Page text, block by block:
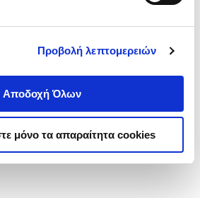
Προβολή λεπτομερειών
Αποδοχή Όλων
μόνο τα απαραίτητα cookies